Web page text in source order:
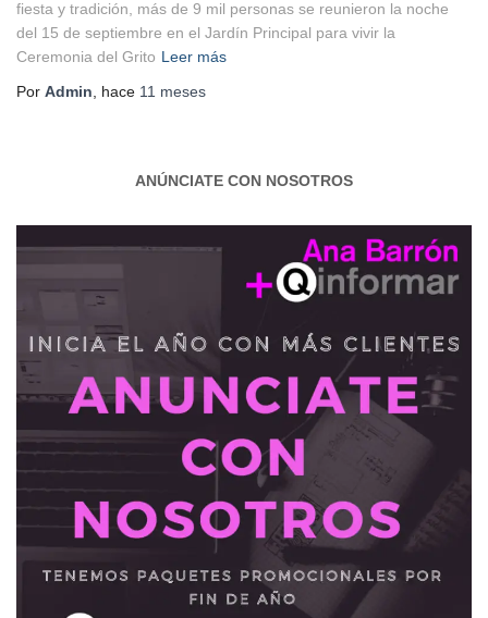
fiesta y tradición, más de 9 mil personas se reunieron la noche
del 15 de septiembre en el Jardín Principal para vivir la
Ceremonia del Grito Leer más
Por Admin , hace 11 meses
ANÚNCIATE CON NOSOTROS